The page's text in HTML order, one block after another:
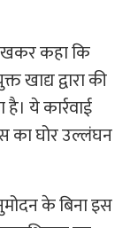
कहा कि
खाद्य द्वारा की
ये कार्रवाई
घोर उल्लंघन
के बिना इस